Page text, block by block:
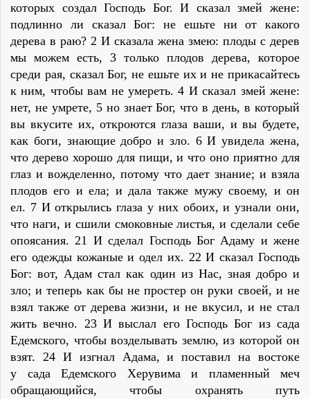
которых создал Господь Бог. И сказал змей жене:
подлинно ли сказал Бог: не ешьте ни от какого
дерева в раю? 2 И сказала жена змею: плоды с дерев
мы можем есть, 3 только плодов дерева, которое
среди рая, сказал Бог, не ешьте их и не прикасайтесь
к ним, чтобы вам не умереть. 4 И сказал змей жене:
нет, не умрете, 5 но знает Бог, что в день, в который
вы вкусите их, откроются глаза ваши, и вы будете,
как боги, знающие добро и зло. 6 И увидела жена,
что дерево хорошо для пищи, и что оно приятно для
глаз и вожделенно, потому что дает знание; и взяла
плодов его и ела; и дала также мужу своему, и он
ел. 7 И открылись глаза у них обоих, и узнали они,
что наги, и сшили смоковные листья, и сделали себе
опоясания. 21 И сделал Господь Бог Адаму и жене
его одежды кожаные и одел их. 22 И сказал Господь
Бог: вот, Адам стал как один из Нас, зная добро и
зло; и теперь как бы не простер он руки своей, и не
взял также от дерева жизни, и не вкусил, и не стал
жить вечно. 23 И выслал его Господь Бог из сада
Едемского, чтобы возделывать землю, из которой он
взят. 24 И изгнал Адама, и поставил на востоке
у сада Едемского Херувима и пламенный меч
обращающийся, чтобы охранять путь